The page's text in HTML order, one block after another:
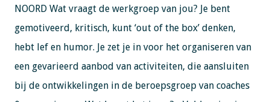
NOORD Wat vraagt de werkgroep van jou? Je bent
gemotiveerd, kritisch, kunt ‘out of the box’ denken,
hebt lef en humor. Je zet je in voor het organiseren van
een gevarieerd aanbod van activiteiten, die aansluiten
bij de ontwikkelingen in de beroepsgroep van coaches